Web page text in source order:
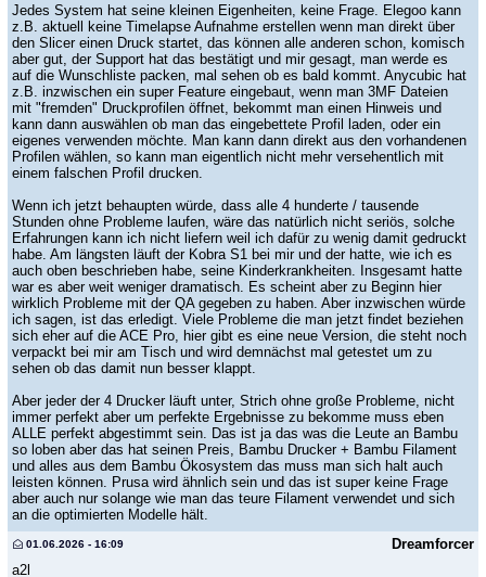
Jedes System hat seine kleinen Eigenheiten, keine Frage. Elegoo kann
z.B. aktuell keine Timelapse Aufnahme erstellen wenn man direkt über
den Slicer einen Druck startet, das können alle anderen schon, komisch
aber gut, der Support hat das bestätigt und mir gesagt, man werde es
auf die Wunschliste packen, mal sehen ob es bald kommt. Anycubic hat
z.B. inzwischen ein super Feature eingebaut, wenn man 3MF Dateien
mit "fremden" Druckprofilen öffnet, bekommt man einen Hinweis und
kann dann auswählen ob man das eingebettete Profil laden, oder ein
eigenes verwenden möchte. Man kann dann direkt aus den vorhandenen
Profilen wählen, so kann man eigentlich nicht mehr versehentlich mit
einem falschen Profil drucken.
Wenn ich jetzt behaupten würde, dass alle 4 hunderte / tausende
Stunden ohne Probleme laufen, wäre das natürlich nicht seriös, solche
Erfahrungen kann ich nicht liefern weil ich dafür zu wenig damit gedruckt
habe. Am längsten läuft der Kobra S1 bei mir und der hatte, wie ich es
auch oben beschrieben habe, seine Kinderkrankheiten. Insgesamt hatte
war es aber weit weniger dramatisch. Es scheint aber zu Beginn hier
wirklich Probleme mit der QA gegeben zu haben. Aber inzwischen würde
ich sagen, ist das erledigt. Viele Probleme die man jetzt findet beziehen
sich eher auf die ACE Pro, hier gibt es eine neue Version, die steht noch
verpackt bei mir am Tisch und wird demnächst mal getestet um zu
sehen ob das damit nun besser klappt.
Aber jeder der 4 Drucker läuft unter, Strich ohne große Probleme, nicht
immer perfekt aber um perfekte Ergebnisse zu bekomme muss eben
ALLE perfekt abgestimmt sein. Das ist ja das was die Leute an Bambu
so loben aber das hat seinen Preis, Bambu Drucker + Bambu Filament
und alles aus dem Bambu Ökosystem das muss man sich halt auch
leisten können. Prusa wird ähnlich sein und das ist super keine Frage
aber auch nur solange wie man das teure Filament verwendet und sich
an die optimierten Modelle hält.
Dreamforcer
01.06.2026 - 16:09
a2l